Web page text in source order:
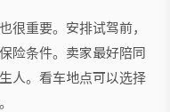
很重要。安排试驾前，
险条件。卖家最好陪同
人。看车地点可以选择